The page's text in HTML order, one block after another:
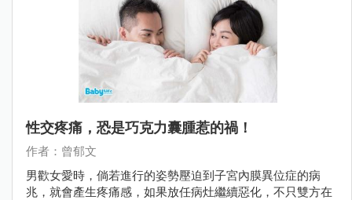
性交疼痛，恐是巧克力囊腫惹的禍！
作者：曾郁文
男歡女愛時，倘若進行的姿勢壓迫到子宮內膜異位症的病
兆，就會產生疼痛感，如果放任病灶繼續惡化，不只雙方在